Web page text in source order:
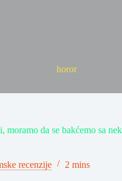
horor
da se bakćemo sa
recenzije 2 mins